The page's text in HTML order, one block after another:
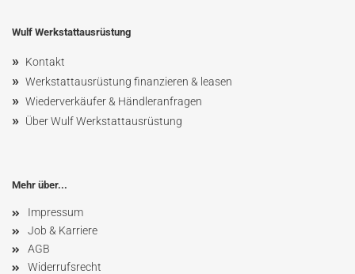
Wulf Werkstattausrüstung
» Kontakt
» Werkstattausrüstung finanzieren & leasen
» Wiederverkäufer & Händleranfragen
» Über Wulf Werkstattausrüstung
Mehr über...
Impressum
Job & Karriere
AGB
Widerrufsrecht